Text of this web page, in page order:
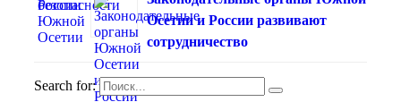
Осетии и России развивают
сотрудничество
Search for: